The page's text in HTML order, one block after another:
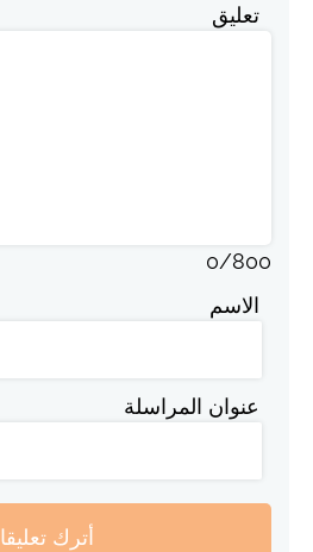
تعليق
0/800
الاسم
عنوان المراسلة
أترك تعليقا